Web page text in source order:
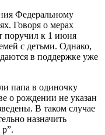
Федеральному
Говоря о мерах
поручил к 1 июня
с детьми. Однако,
в поддержке уже
папа в одиночку
о рождении не указан
В таком случае
назначить